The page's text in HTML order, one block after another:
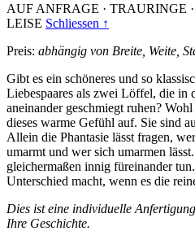
AUF ANFRAGE · TRAURINGE ·
LEISE Schliessen ↑
Preis: abhängig von Breite, Weite,
Gibt es ein schöneres und so
Liebespaares als zwei Löffel, die in
aneinander geschmiegt ruhen?
dieses warme Gefühl auf. Sie sind
Allein die Phantasie lässt fragen,
umarmt und wer sich umarmen
gleichermaßen innig füreinander
Unterschied macht, wenn es die
Dies ist eine individuelle
Ihre Geschichte.